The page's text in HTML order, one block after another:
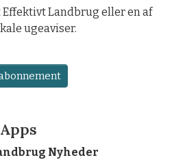
Landbrug eller en af
ugeaviser.
Apps
Nyheder